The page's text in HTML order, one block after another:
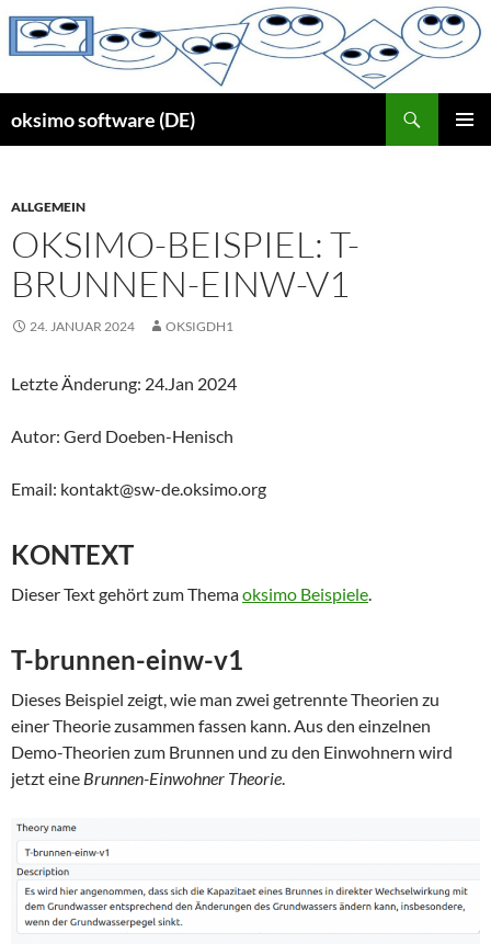
Zum
Inhalt
oksimo software (DE)
ALLGEMEIN
OKSIMO-BEISPIEL: T-
BRUNNEN-EINW-V1
24. JANUAR 2024 OKSIGDH1
Letzte Änderung: 24.Jan 2024
Autor: Gerd Doeben-Henisch
Email: kontakt@sw-de.oksimo.org
KONTEXT
Dieser Text gehört zum Themaoksimo Beispiele.
T-brunnen-einw-v1
Dieses Beispiel zeigt, wie man zwei getrennte Theorien zu
einer Theorie zusammen fassen kann. Aus den einzelnen
Demo-Theorien zum Brunnen und zu den Einwohnern wird
jetzt eine Brunnen-Einwohner Theorie.